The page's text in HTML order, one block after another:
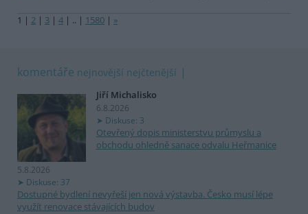
1 | 2 | 3 | 4 | .. | 1580 | »
komentáře nejnovější nejčtenější
Jiří Michalisko
6.8.2026
Diskuse: 3
Otevřený dopis ministerstvu průmyslu a
obchodu ohledně sanace odvalu Heřmanice
5.8.2026
Diskuse: 37
Dostupné bydlení nevyřeší jen nová výstavba. Česko musí lépe
využít renovace stávajících budov